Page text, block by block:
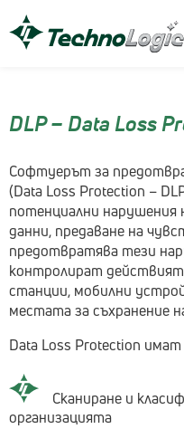
DLP – Data Loss
Софтуерът за
(Data Loss Protection –
потенциални
данни, предаване на
предотвратява тези
контролират
станции, мобилни
местата за съхранение
Data Loss Protection
Сканиране и
организацията